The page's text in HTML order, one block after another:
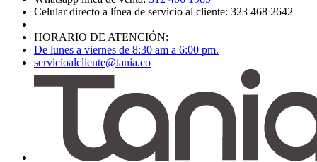
Celular directo a línea de servicio al cliente: 323 468 2642
HORARIO DE ATENCIÓN:
De lunes a viernes de 8:30 am a 6:00 pm.
servicioalcliente@tania.co